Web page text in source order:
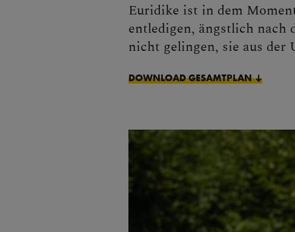
Euridike ist in dem
entledigen, ängstlich nach
nicht gelingen, sie aus der
DOWNLOAD GESAMTPLAN